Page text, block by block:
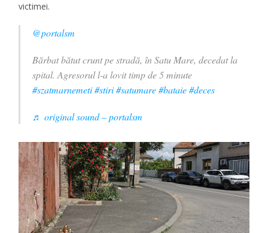
victimei.
@portalsm
Bărbat bătut crunt pe stradă, în Satu Mare, decedat la
spital. Agresorul l-a lovit timp de 5 minute
#szatmarnemeti#stiri#satumare #bataie #deces
♬ original sound – portalsm